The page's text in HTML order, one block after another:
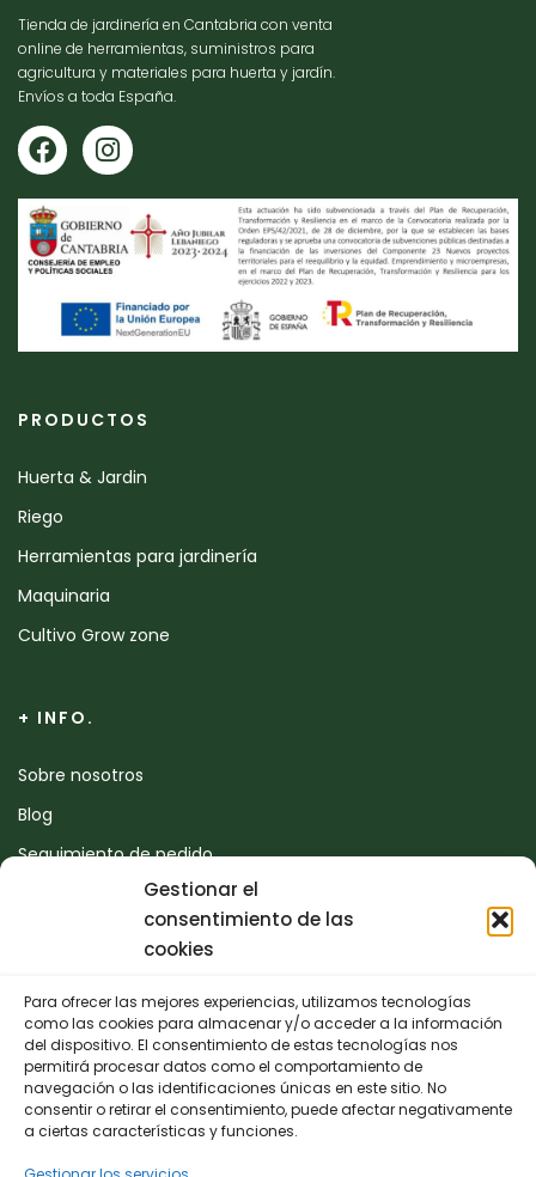
Gestionar el
consentimiento de las
cookies
Para ofrecer las mejores experiencias, utilizamos tecnologías
como las cookies para almacenar y/o acceder a la información
del dispositivo. El consentimiento de estas tecnologías nos
permitirá procesar datos como el comportamiento de
navegación o las identificaciones únicas en este sitio. No
consentir o retirar el consentimiento, puede afectar negativamente
a ciertas características y funciones.
Tienda de jardinería en Cantabria con venta
online de herramientas, suministros para
agricultura y materiales para huerta y jardín.
Envíos a toda España.
PRODUCTOS
Huerta & Jardin
Riego
Herramientas para jardinería
Maquinaria
Cultivo Grow zone
+ INFO.
Sobre nosotros
Blog
Seguimiento de pedido
CONTACTO
942 25 50 54
Polígono de Trascueto, parcela 4, 39600 Revilla de
Camargo, Cantabria